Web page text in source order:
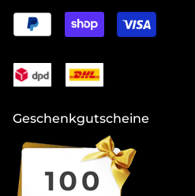
Geschenkgutscheine